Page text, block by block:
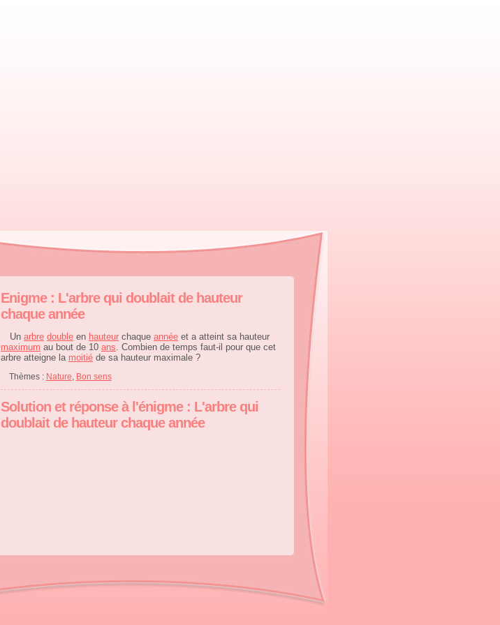
Enigme : L'arbre qui doublait de hauteur
chaque année
Un arbre double en hauteur chaque année et a atteint sa hauteur
maximum au bout de 10 ans. Combien de temps faut-il pour que cet
arbre atteigne la moitié de sa hauteur maximale ?
Thèmes : Nature Bon sens
Solution et réponse à l'énigme : L'arbre qui
doublait de hauteur chaque année